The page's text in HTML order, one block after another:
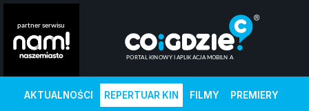
AKTUALNOŚCI REPERTUAR KIN FILMY PREMIERY